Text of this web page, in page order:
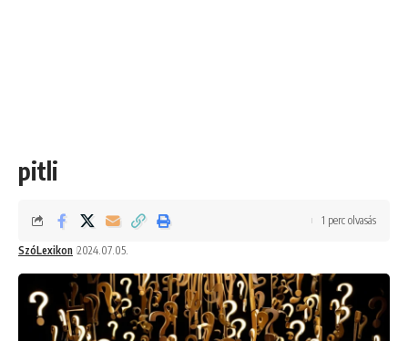
pitli
SzóLexikon 2024.07.05.
1 perc olvasás